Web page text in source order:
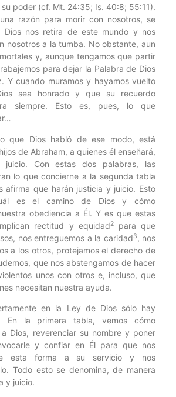
su poder (cf. Mt. 24:35; Is. 40:8; 55:11).
razón para morir con nosotros, se
Dios nos retira de este mundo y nos
nosotros a la tumba. No obstante, aun
y, aunque tengamos que partir
para dejar la Palabra de Dios
Y cuando muramos y hayamos vuelto
sea honrado y que su recuerdo
siempre. Esto es, pues, lo que
que Dios habló de ese modo, está
de Abraham, a quienes él enseñará,
juicio. Con estas dos palabras, las
lo que concierne a la segunda tabla
afirma que harán justicia y juicio. Esto
es el camino de Dios y cómo
obediencia a Él. Y es que estas
rectitud y equidad2para que
nos entreguemos a la caridad3, nos
a los otros, protejamos el derecho de
que nos abstengamos de hacer
unos con otros e, incluso, que
necesitan nuestra ayuda.
en la Ley de Dios sólo hay
En la primera tabla, vemos cómo
Dios, reverenciar su nombre y poner
y confiar en Él para que nos
esta forma a su servicio y nos
Todo esto se denomina, de manera
y juicio.